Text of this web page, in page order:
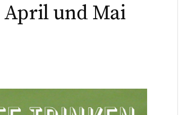
und Mai